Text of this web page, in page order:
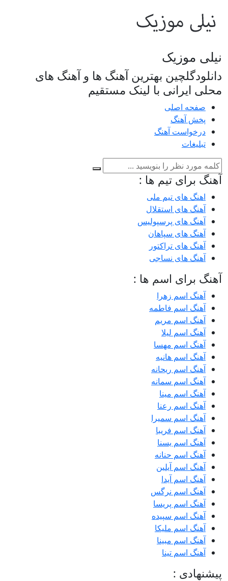
نیلی موزیک
دانلودگلچین بهترین آهنگ ها و آهنگ های
محلی ایرانی با لینک مستقیم
صفحه اصلی
پخش آهنگ
درخواست آهنگ
تبلیغات
آهنگ برای تیم ها :
اهنگ های تیم ملی
آهنگ های استقلال
آهنگ های پرسپولیس
آهنگ های سپاهان
آهنگ های تراکتور
آهنگ های نساجی
آهنگ برای اسم ها :
آهنگ اسم زهرا
آهنگ اسم فاطمه
آهنگ اسم مریم
آهنگ اسم لیلا
آهنگ اسم مهسا
آهنگ اسم هانیه
آهنگ اسم ریحانه
آهنگ اسم سمانه
آهنگ اسم مینا
آهنگ اسم رعنا
آهنگ اسم سمیرا
آهنگ اسم فریبا
آهنگ اسم یسنا
آهنگ اسم حنانه
آهنگ اسم آیلین
آهنگ اسم آیدا
آهنگ اسم نرگس
آهنگ اسم پریسا
آهنگ اسم سپیده
آهنگ اسم ملیکا
آهنگ اسم مبینا
آهنگ اسم تینا
پیشنهادی :